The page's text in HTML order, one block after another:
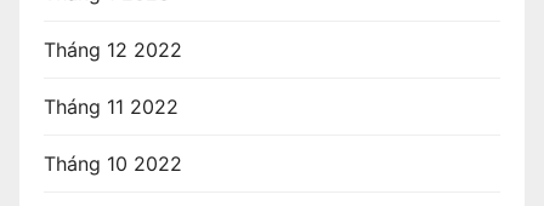
Tháng 12 2022
Tháng 11 2022
Tháng 10 2022